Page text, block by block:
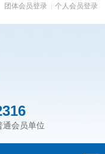
团体会员登录
个人会员登录
通会员单位